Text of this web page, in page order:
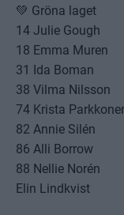
💚 Gröna laget
14 Julie Gough
18 Emma Muren
31 Ida Boman
38 Vilma Nilsson
74 Krista
82 Annie Silén
86 Alli Borrow
88 Nellie Norén
Elin Lindkvist